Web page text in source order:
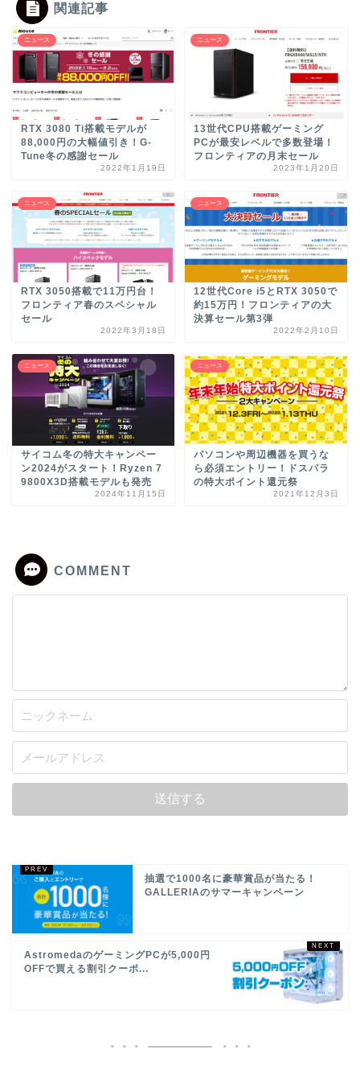
関連記事
ニュース
RTX 3080 Ti搭載モデルが
88,000円の大幅値引き！G-
Tune冬の感謝セール
2022年1月19日
ニュース
13世代CPU搭載ゲーミング
PCが最安レベルで多数登場！
フロンティアの月末セール
2023年1月20日
ニュース
RTX 3050搭載で11万円台！
フロンティア春のスペシャル
セール
2022年3月18日
ニュース
12世代Core i5とRTX 3050で
約15万円！フロンティアの大
決算セール第3弾
2022年2月10日
ニュース
サイコム冬の特大キャンペー
ン2024がスタート！Ryzen 7
9800X3D搭載モデルも発売
2024年11月15日
ニュース
パソコンや周辺機器を買うな
ら必須エントリー！ドスパラ
の特大ポイント還元祭
2021年12月3日
COMMENT
抽選で1000名に豪華賞品が当たる！
GALLERIAのサマーキャンペーン
AstromedaのゲーミングPCが5,000円
OFFで買える割引クーポ...